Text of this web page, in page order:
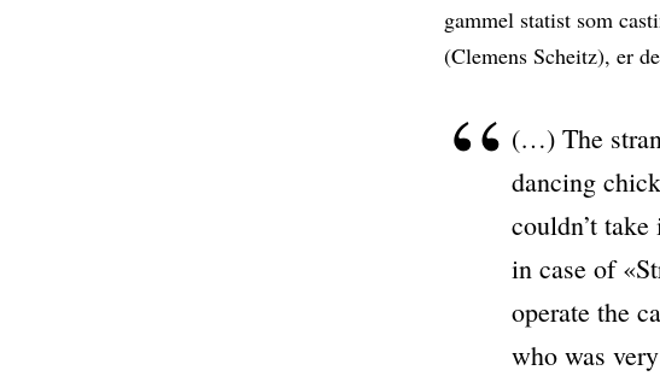
gammel statist som
(Clemens Scheitz), er
(…) The
dancing
couldn’t
in case of
operate the
who was